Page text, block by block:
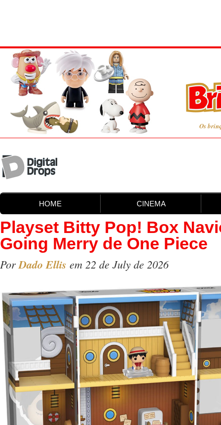
Os
HOME CINEMA
Playset Bitty Pop! Box
Going Merry de One Piece
PorDado Ellis em 22 de July de 2026